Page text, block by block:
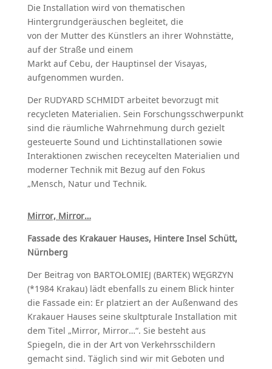
Die Installation wird von thematischen
Hintergrundgeräuschen begleitet, die
von der Mutter des Künstlers an ihrer Wohnstätte,
auf der Straße und einem
Markt auf Cebu, der Hauptinsel der Visayas,
aufgenommen wurden.
Der RUDYARD SCHMIDT arbeitet bevorzugt mit
recycleten Materialien. Sein Forschungsschwerpunkt
sind die räumliche Wahrnehmung durch gezielt
gesteuerte Sound und Lichtinstallationen sowie
Interaktionen zwischen receycelten Materialien und
moderner Technik mit Bezug auf den Fokus
„Mensch, Natur und Technik.
Mirror, Mirror…
Fassade des Krakauer Hauses, Hintere Insel Schütt,
Nürnberg
Der Beitrag von BARTOŁOMIEJ (BARTEK) WĘGRZYN
(*1984 Krakau) lädt ebenfalls zu einem Blick hinter
die Fassade ein: Er platziert an der Außenwand des
Krakauer Hauses seine skultpturale Installation mit
dem Titel „Mirror, Mirror…“. Sie besteht aus
Spiegeln, die in der Art von Verkehrsschildern
gemacht sind. Täglich sind wir mit Geboten und